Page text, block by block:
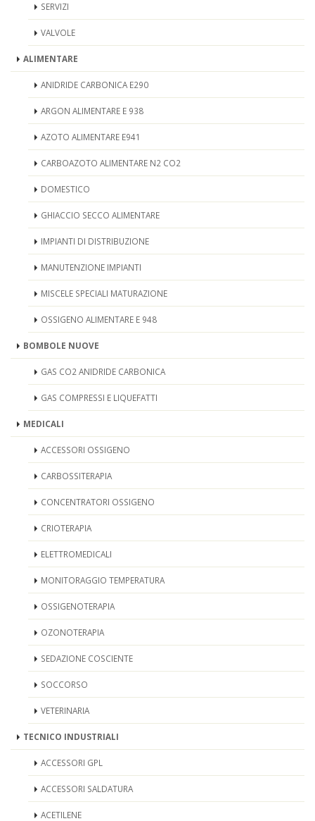
SERVIZI
VALVOLE
ALIMENTARE
ANIDRIDE CARBONICA E290
ARGON ALIMENTARE E 938
AZOTO ALIMENTARE E941
CARBOAZOTO ALIMENTARE N2 CO2
DOMESTICO
GHIACCIO SECCO ALIMENTARE
IMPIANTI DI DISTRIBUZIONE
MANUTENZIONE IMPIANTI
MISCELE SPECIALI MATURAZIONE
OSSIGENO ALIMENTARE E 948
BOMBOLE NUOVE
GAS CO2 ANIDRIDE CARBONICA
GAS COMPRESSI E LIQUEFATTI
MEDICALI
ACCESSORI OSSIGENO
CARBOSSITERAPIA
CONCENTRATORI OSSIGENO
CRIOTERAPIA
ELETTROMEDICALI
MONITORAGGIO TEMPERATURA
OSSIGENOTERAPIA
OZONOTERAPIA
SEDAZIONE COSCIENTE
SOCCORSO
VETERINARIA
TECNICO INDUSTRIALI
ACCESSORI GPL
ACCESSORI SALDATURA
ACETILENE